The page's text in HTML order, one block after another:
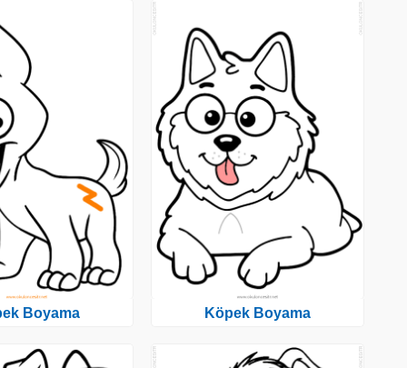
Boyama Köpek Boyama